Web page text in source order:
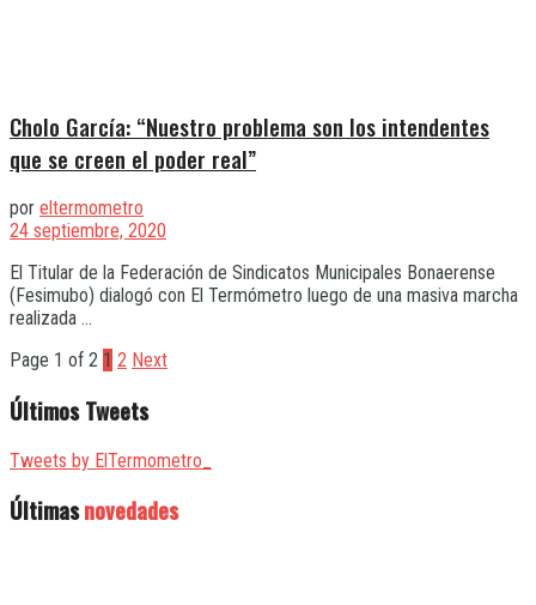
Cholo García: “Nuestro problema son los intendentes
que se creen el poder real”
por eltermometro
24 septiembre, 2020
El Titular de la Federación de Sindicatos Municipales Bonaerense
(Fesimubo) dialogó con El Termómetro luego de una masiva marcha
realizada ...
Page 1 of 2 1 2 Next
Últimos Tweets
Tweets by ElTermometro_
Últimasnovedades